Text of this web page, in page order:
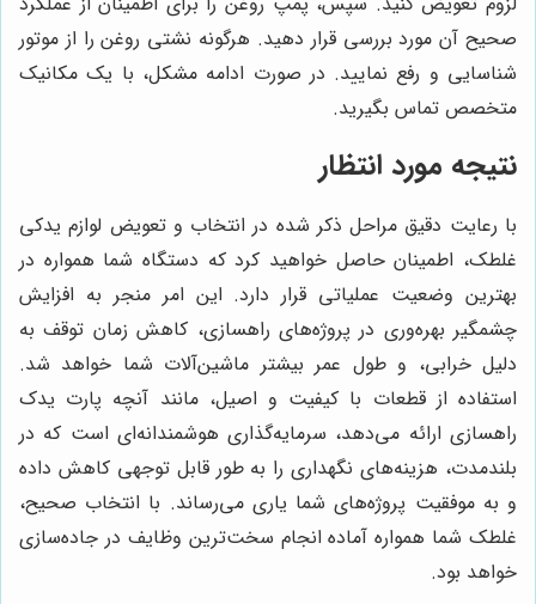
صحیح آن مورد بررسی قرار دهید. هرگونه نشتی روغن را از موتور
شناسایی و رفع نمایید. در صورت ادامه مشکل، با یک مکانیک
متخصص تماس بگیرید.
نتیجه مورد انتظار
با رعایت دقیق مراحل ذکر شده در انتخاب و تعویض لوازم یدکی
غلطک، اطمینان حاصل خواهید کرد که دستگاه شما همواره در
بهترین وضعیت عملیاتی قرار دارد. این امر منجر به افزایش
چشمگیر بهره‌وری در پروژه‌های راهسازی، کاهش زمان توقف به
دلیل خرابی، و طول عمر بیشتر ماشین‌آلات شما خواهد شد.
استفاده از قطعات با کیفیت و اصیل، مانند آنچه پارت یدک
راهسازی ارائه می‌دهد، سرمایه‌گذاری هوشمندانه‌ای است که در
بلندمدت، هزینه‌های نگهداری را به طور قابل توجهی کاهش داده
و به موفقیت پروژه‌های شما یاری می‌رساند. با انتخاب صحیح،
غلطک شما همواره آماده انجام سخت‌ترین وظایف در جاده‌سازی
خواهد بود.